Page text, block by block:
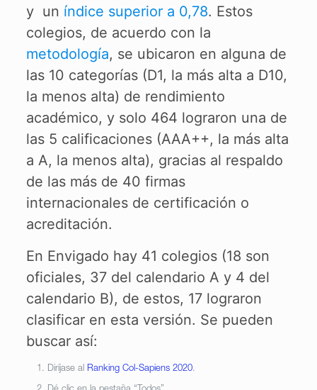
y un índice superior a 0,78. Estos
colegios, de acuerdo con la
metodología, se ubicaron en alguna de
las 10 categorías (D1, la más alta a D10,
la menos alta) de rendimiento
académico, y solo 464 lograron una de
las 5 calificaciones (AAA++, la más alta
a A, la menos alta), gracias al respaldo
de las más de 40 firmas
internacionales de certificación o
acreditación.
En Envigado hay 41 colegios (18 son
oficiales, 37 del calendario A y 4 del
calendario B), de estos, 17 lograron
clasificar en esta versión. Se pueden
buscar así:
Diríjase al Ranking Col-Sapiens 2020.